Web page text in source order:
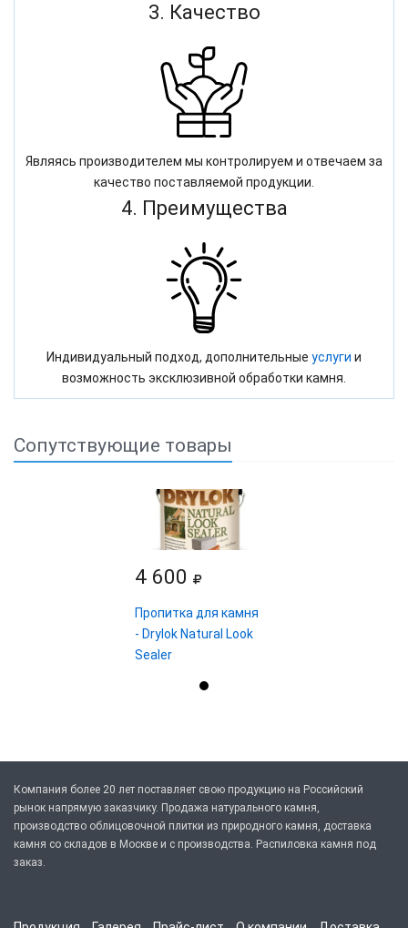
3. Качество
Являясь производителем мы контролируем и отвечаем за
качество поставляемой продукции.
4. Преимущества
Индивидуальный подход, дополнительные услуги и
возможность эксклюзивной обработки камня.
Сопутствующие товары
4 600
Пропитка для камня
- Drylok Natural Look
Sealer
Компания более 20 лет поставляет свою продукцию на Российский
рынок напрямую заказчику. Продажа натурального камня,
производство облицовочной плитки из природного камня, доставка
камня со складов в Москве и с производства. Распиловка камня под
заказ.